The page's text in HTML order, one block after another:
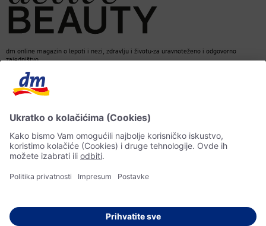
dm online magazin o lepoti i nezi, zdravlju i životu-za uravnoteženo i odgovorno
zajedništvo.